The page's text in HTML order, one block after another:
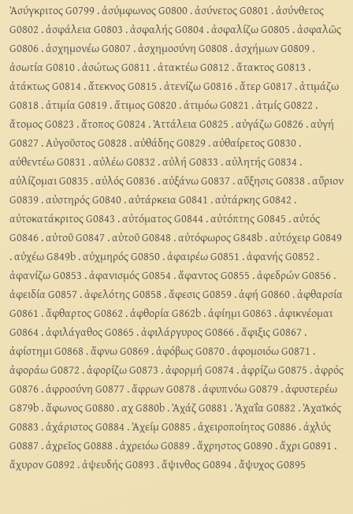
Ἀσύγκριτος G0799.ἀσύμφωνος G0800.ἀσύνετος G0801 .ἀσύνθετος
G0802 .ἀσφάλεια G0803 .ἀσφαλής G0804 .ἀσφαλίζω G0805 .ἀσφαλῶς
G0806.ἀσχημονέω G0807.ἀσχημοσύνη G0808.ἀσχήμων G0809.
ἀσωτία G0810.ἀσώτως G0811 .ἀτακτέω G0812 .ἄτακτος G0813 .
ἀτάκτως G0814 .ἄτεκνος G0815 .ἀτενίζω G0816.ἄτερ G0817.ἀτιμάζω
G0818.ἀτιμία G0819.ἄτιμος G0820.ἀτιμόω G0821 .ἀτμίς G0822 .
ἄτομος G0823 .ἄτοπος G0824 .Ἀττάλεια G0825 .αὐγάζω G0826.αὐγή
G0827.Αὐγοῦστος G0828.αὐθάδης G0829.αὐθαίρετος G0830.
αὐθεντέω G0831 .αὐλέω G0832 .αὐλή G0833 .αὐλητής G0834 .
αὐλίζομαι G0835 .αὐλός G0836.αὐξάνω G0837.αὔξησις G0838.αὔριον
G0839.αὐστηρός G0840.αὐτάρκεια G0841 .αὐτάρκης G0842 .
αὐτοκατάκριτος G0843 .αὐτόματος G0844 .αὐτόπτης G0845 .αὐτός
G0846.αὐτοῦ G0847.αὑτοῦ G0848.αὐτόφωρος G848b.αὐτόχειρ G0849
.αὐχέω G849b.αὐχμηρός G0850.ἀφαιρέω G0851 .ἀφανής G0852 .
ἀφανίζω G0853 .ἀφανισμός G0854 .ἄφαντος G0855 .ἀφεδρών G0856.
ἀφειδία G0857.ἀφελότης G0858.ἄφεσις G0859.ἁφή G0860.ἀφθαρσία
G0861 .ἄφθαρτος G0862 .ἀφθορία G862b.ἀφίημι G0863 .ἀφικνέομαι
G0864 .ἀφιλάγαθος G0865 .ἀφιλάργυρος G0866.ἄφιξις G0867.
ἀφίστημι G0868.ἄφνω G0869.ἀφόβως G0870.ἀφομοιόω G0871 .
ἀφοράω G0872 .ἀφορίζω G0873 .ἀφορμή G0874 .ἀφρίζω G0875 .ἀφρός
G0876.ἀφροσύνη G0877.ἄφρων G0878.ἀφυπνόω G0879.ἀφυστερέω
G879b.ἄφωνος G0880.αχ G880b.Ἀχάζ G0881 .Ἀχαΐα G0882 .Ἀχαϊκός
G0883 .ἀχάριστος G0884 .Ἀχείμ G0885 .ἀχειροποίητος G0886.ἀχλύς
G0887.ἀχρεῖος G0888.ἀχρειόω G0889.ἄχρηστος G0890.ἄχρι G0891 .
ἄχυρον G0892 .ἀψευδής G0893 .ἄψινθος G0894 .ἄψυχος G0895